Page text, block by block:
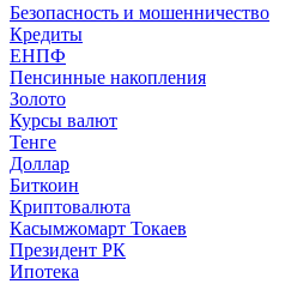
Безопасность и мошенничество
Кредиты
ЕНПФ
Пенсинные накопления
Золото
Курсы валют
Тенге
Доллар
Биткоин
Криптовалюта
Касымжомарт Токаев
Президент РК
Ипотека